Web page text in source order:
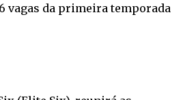
vagas da primeira temporada